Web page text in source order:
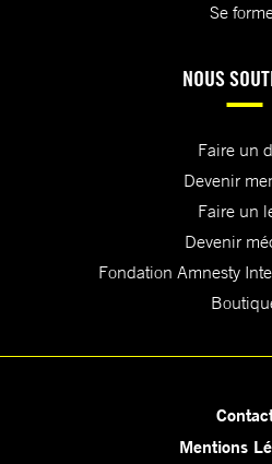
Se
NOUS
Faire un
Devenir
Faire un
Devenir
Fondation Amnesty
Mentions